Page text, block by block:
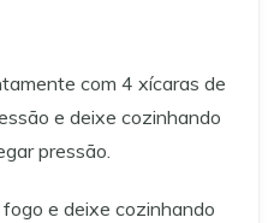
com 4 xícaras de
e deixe cozinhando
pressão.
e deixe cozinhando